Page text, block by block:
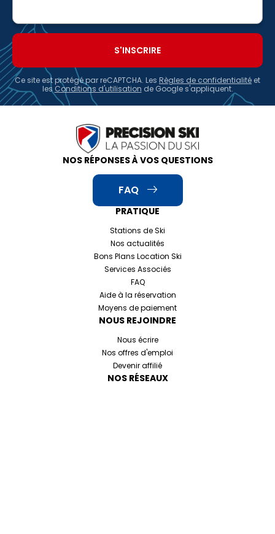
Ce site est protégé par reCAPTCHA. Les Règles de confidentialité et
les Conditions d'utilisation de Google s'appliquent.
PRATIQUE
Stations de Ski
Nos actualités
Bons Plans Location Ski
Services Associés
FAQ
Aide à la réservation
Moyens de paiement
NOUS REJOINDRE
Nous écrire
Nos offres d'emploi
Devenir affilié
NOS RÉSEAUX
NOS RÉPONSES À VOS QUESTIONS
FAQ